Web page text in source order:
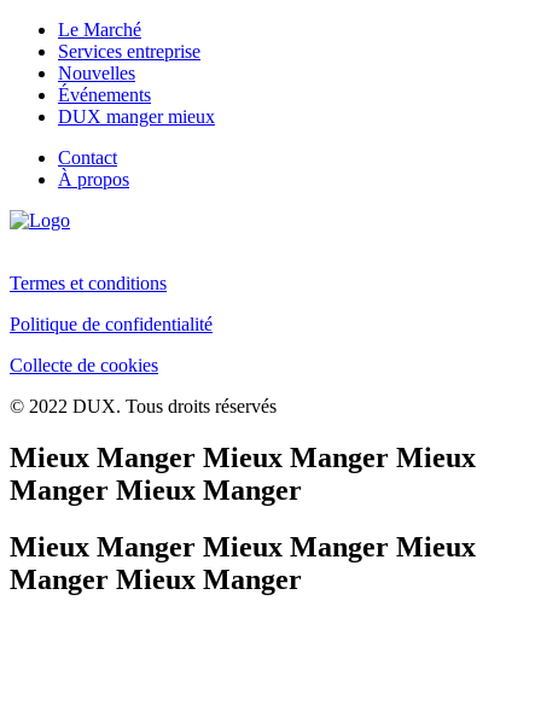
Le Marché
Services entreprise
Nouvelles
Événements
DUX manger mieux
Contact
À propos
Termes et conditions
Politique de confidentialité
Collecte de cookies
© 2022 DUX. Tous droits réservés
Mieux Manger Mieux Manger Mieux
Manger Mieux Manger
Mieux Manger Mieux Manger Mieux
Manger Mieux Manger